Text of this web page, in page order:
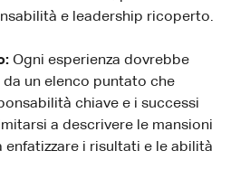
e leadership ricoperto.
Ogni esperienza dovrebbe
da un elenco puntato che
chiave e i successi
a descrivere le mansioni
enfatizzare i risultati e le abilità